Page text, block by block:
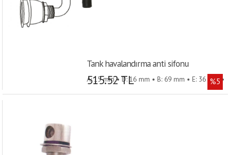
Tank havalandırma anti sifonu
A: 15 mm • D: 16 mm • B: 69 mm • E: 36 mm •
515.52 TL %5